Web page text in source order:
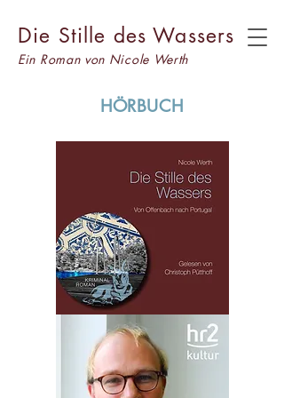
Die Stille des Wassers
Ein Roman von Nicole Werth
HÖRBUCH